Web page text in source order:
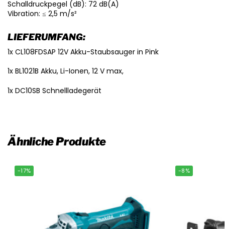
Schalldruckpegel (dB): 72 dB(A)
Vibration: ≤ 2,5 m/s²
LIEFERUMFANG:
1x CL108FDSAP 12V Akku-Staubsauger in Pink
1x BL1021B Akku, Li-Ionen, 12 V max,
1x DC10SB Schnellladegerät
Ähnliche Produkte
-17% -8%